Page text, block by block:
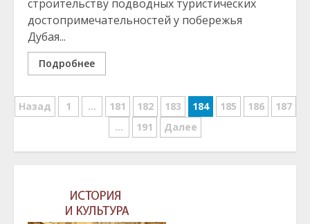
строительству подводных туристических
достопримечательностей у побережья
Дубая...
Подробнее
Навигация
записям
Назад 1 … 181 182 183 184 185 186
187
…
191 Далее